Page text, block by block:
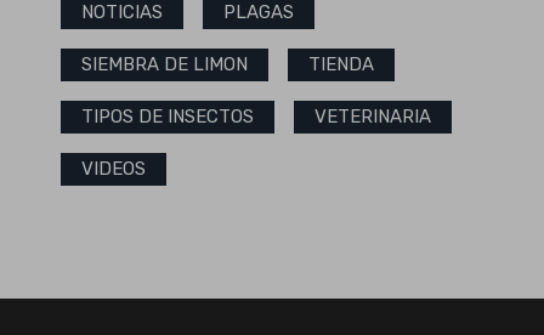
NOTICIAS PLAGAS
SIEMBRA DE LIMON TIENDA
TIPOS DE INSECTOS VETERINARIA
VIDEOS